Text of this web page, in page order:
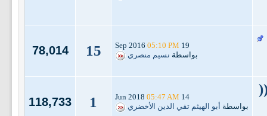
19 Sep 2016
05:10 PM
بواسطة نسيم منصري 15
78,014
14 Jun 2018
05:47 AM
بواسطة أبو الهيثم تقي الدين الأخضري 1
118,733